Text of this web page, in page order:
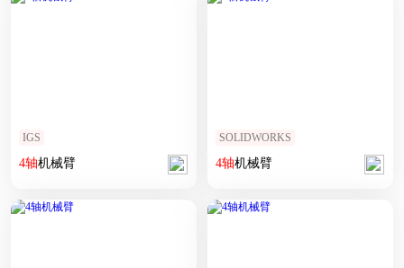
IGS
4轴机械臂
SOLIDWORKS
4轴机械臂